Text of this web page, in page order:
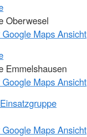
Oberwesel
Maps Ansicht
Emmelshausen
Maps Ansicht
Maps Ansicht